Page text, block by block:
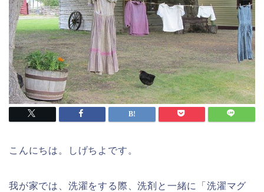
こんにちは。しげちよです。
我が家では、洗濯をする際、洗剤と一緒に「洗濯マグ